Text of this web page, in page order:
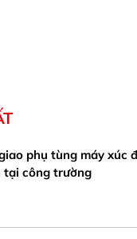
phụ tùng máy xúc
tại công trường